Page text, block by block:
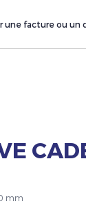
une facture ou un
mm